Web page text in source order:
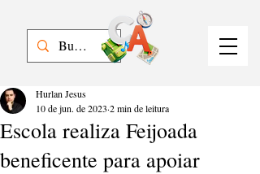
Escola realiza Feijoada
beneficente para apoiar
Hurlan Jesus
10 de jun. de 2023 2 min de leitura